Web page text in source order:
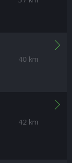
40 km
42 km